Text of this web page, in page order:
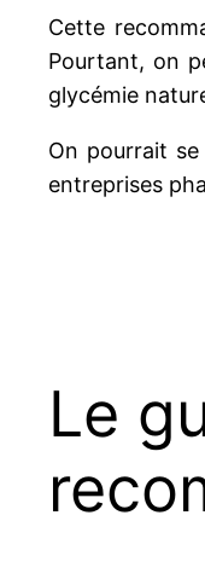
Cette
Pourtant, on
glycémie
On pourrait
entreprises
Le